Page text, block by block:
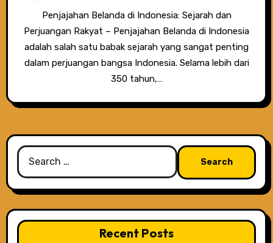
Penjajahan Belanda di Indonesia: Sejarah dan
Perjuangan Rakyat – Penjajahan Belanda di Indonesia
adalah salah satu babak sejarah yang sangat penting
dalam perjuangan bangsa Indonesia. Selama lebih dari
350 tahun,…
Search
for:
Recent Posts